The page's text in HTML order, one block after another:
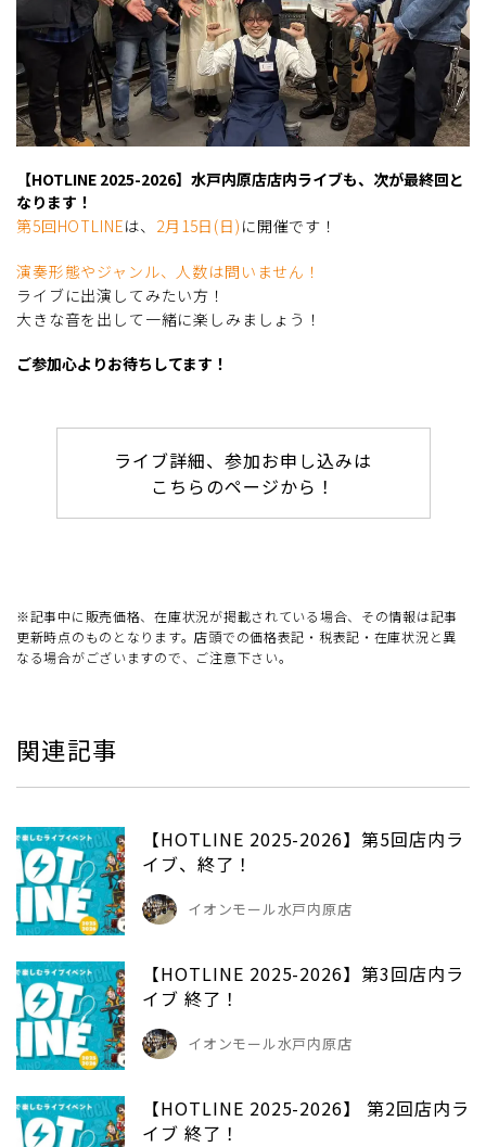
【HOTLINE 2025-2026】水戸内原店店内ライブも、次が最終回と
なります！
第5回HOTLINEは、 2月15日(日) に開催です！
演奏形態やジャンル、人数は問いません！
ライブに出演してみたい方！
大きな音を出して一緒に楽しみましょう！
ご参加心よりお待ちしてます！
ライブ詳細、参加お申し込みは
こちらのページから！
※記事中に販売価格、在庫状況が掲載されている場合、その情報は記事
更新時点のものとなります。店頭での価格表記・税表記・在庫状況と異
なる場合がございますので、ご注意下さい。
関連記事
【HOTLINE 2025-2026】第5回店内ラ
イブ、終了！
イオンモール水戸内原店
【HOTLINE 2025-2026】第3回店内ラ
イブ 終了！
イオンモール水戸内原店
【HOTLINE 2025-2026】 第2回店内ラ
イブ 終了！